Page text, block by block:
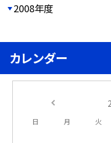
2008年度
カレンダー
日 月 火